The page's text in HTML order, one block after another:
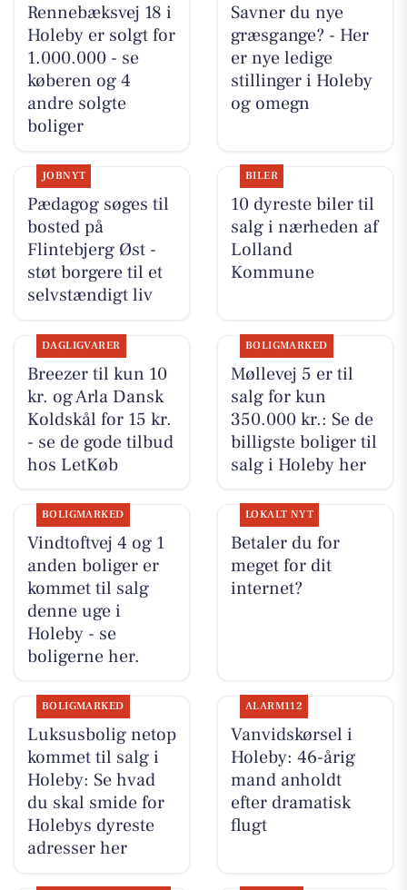
Rennebæksvej 18 i
Holeby er solgt for
1.000.000 - se
køberen og 4
andre solgte
boliger
Savner du nye
græsgange? - Her
er nye ledige
stillinger i Holeby
og omegn
JOBNYT
Pædagog søges til
bosted på
Flintebjerg Øst -
støt borgere til et
selvstændigt liv
BILER
10 dyreste biler til
salg i nærheden af
Lolland
Kommune
DAGLIGVARER
Breezer til kun 10
kr. og Arla Dansk
Koldskål for 15 kr.
- se de gode tilbud
hos LetKøb
BOLIGMARKED
Møllevej 5 er til
salg for kun
350.000 kr.: Se de
billigste boliger til
salg i Holeby her
BOLIGMARKED
Vindtoftvej 4 og 1
anden boliger er
kommet til salg
denne uge i
Holeby - se
boligerne her.
LOKALT NYT
Betaler du for
meget for dit
internet?
BOLIGMARKED
Luksusbolig netop
kommet til salg i
Holeby: Se hvad
du skal smide for
Holebys dyreste
adresser her
ALARM112
Vanvidskørsel i
Holeby: 46-årig
mand anholdt
efter dramatisk
flugt